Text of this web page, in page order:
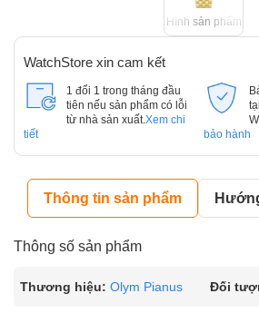
Hình sản phẩm
WatchStore xin cam kết
1 đổi 1 trong tháng đầu
tiên nếu sản phẩm có lỗi
từ nhà sản xuất. Xem chi
tiết
bảo hành
Thông tin sản phẩm
Thông số sản phẩm
Thương hiệu: Olym Pianus Đối